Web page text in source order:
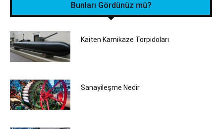
Bunları Gördünüz mü?
Kaiten Kamikaze Torpidoları
Sanayileşme Nedir